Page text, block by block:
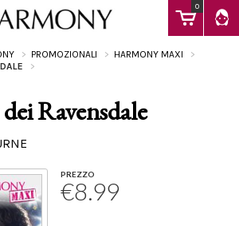
0
PROMOZIONALI
HARMONY MAXI
Ravensdale
PREZZO
€8.99